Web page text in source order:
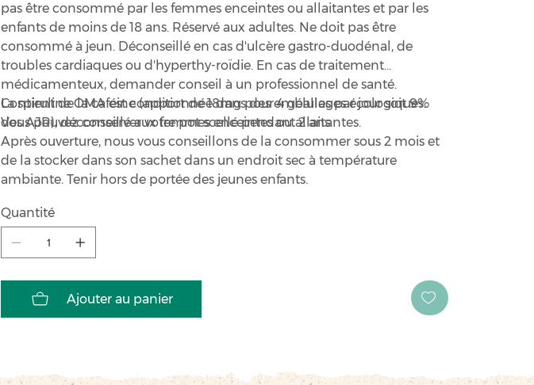
pas être consommé par les femmes enceintes ou allaitantes et par les
enfants de moins de 18 ans. Réservé aux adultes. Ne doit pas être
consommé à jeun. Déconseillé en cas d'ulcère gastro-duodénal, de
troubles cardiaques ou d'hyperthy-roïdie. En cas de traitement
médicamenteux, demander conseil à un professionnel de santé.
Contient de la caféine (apport de 18mg pour 4 gélules par jour soit 9%
des AJR), déconseillé aux femmes enceintes ou allaitantes.
La spiruline OMA est conditionnée dans des emballages écologiques.
Vous pouvez conserver votre pot scellé pendant 2 ans.
Après ouverture, nous vous conseillons de la consommer sous 2 mois et
de la stocker dans son sachet dans un endroit sec à température
ambiante. Tenir hors de portée des jeunes enfants.
Quantité
Ajouter au panier